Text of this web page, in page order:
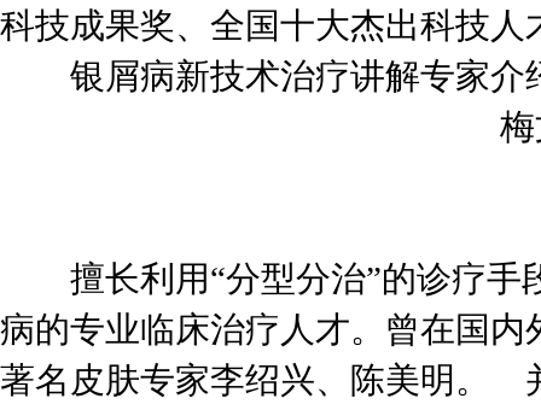
科技成果奖、全国十大杰出科技人
银屑病新技术治疗讲解专家介
梅
擅长利用“分型分治”的诊疗手
病的专业临床治疗人才。曾在国
著名皮肤专家李绍兴、陈美明。